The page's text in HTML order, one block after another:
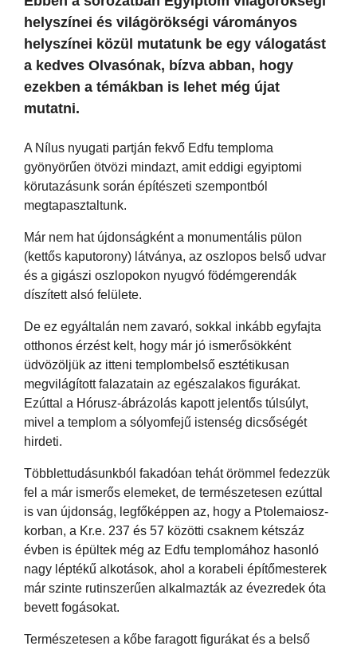
helyszínei és világörökségi várományos
helyszínei közül mutatunk be egy válogatást
a kedves Olvasónak, bízva abban, hogy
ezekben a témákban is lehet még újat
mutatni.
A Nílus nyugati partján fekvő Edfu temploma
gyönyörűen ötvözi mindazt, amit eddigi egyiptomi
körutazásunk során építészeti szempontból
megtapasztaltunk.
Már nem hat újdonságként a monumentális pülon
(kettős kaputorony) látványa, az oszlopos belső udvar
és a gigászi oszlopokon nyugvó födémgerendák
díszített alsó felülete.
De ez egyáltalán nem zavaró, sokkal inkább egyfajta
otthonos érzést kelt, hogy már jó ismerősökként
üdvözöljük az itteni templombelső esztétikusan
megvilágított falazatain az egészalakos figurákat.
Ezúttal a Hórusz-ábrázolás kapott jelentős túlsúlyt,
mivel a templom a sólyomfejű istenség dicsőségét
hirdeti.
Többlettudásunkból fakadóan tehát örömmel fedezzük
fel a már ismerős elemeket, de természetesen ezúttal
is van újdonság, legfőképpen az, hogy a Ptolemaiosz-
korban, a Kr.e. 237 és 57 közötti csaknem kétszáz
évben is épültek még az Edfu templomához hasonló
nagy léptékű alkotások, ahol a korabeli építőmesterek
már szinte rutinszerűen alkalmazták az évezredek óta
bevett fogásokat.
Természetesen a kőbe faragott figurákat és a belső